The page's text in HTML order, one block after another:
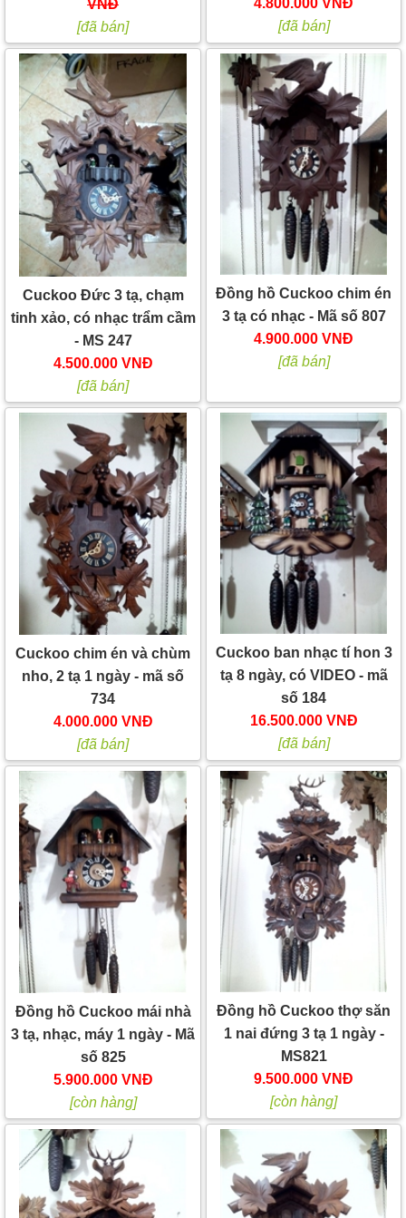
VNĐ
[đã bán]
[đã bán]
Cuckoo Đức 3 tạ, chạm
tinh xảo, có nhạc trẩm cầm
- MS 247
4.500.000 VNĐ
[đã bán]
Đồng hồ Cuckoo chim én
3 tạ có nhạc - Mã số 807
4.900.000 VNĐ
[đã bán]
Cuckoo chim én và chùm
nho, 2 tạ 1 ngày - mã số
734
4.000.000 VNĐ
[đã bán]
Cuckoo ban nhạc tí hon 3
tạ 8 ngày, có VIDEO - mã
số 184
16.500.000 VNĐ
[đã bán]
Đồng hồ Cuckoo mái nhà
3 tạ, nhạc, máy 1 ngày - Mã
số 825
5.900.000 VNĐ
[còn hàng]
Đồng hồ Cuckoo thợ săn
1 nai đứng 3 tạ 1 ngày -
MS821
9.500.000 VNĐ
[còn hàng]